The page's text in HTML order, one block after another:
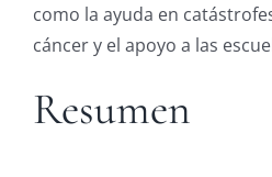
como la ayuda en
cáncer y el apoyo a las
Resumen